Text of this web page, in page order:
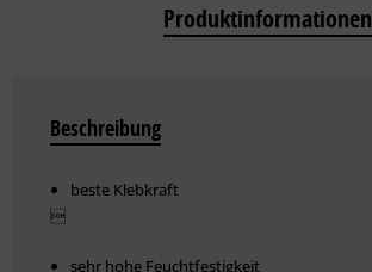
Produktinformationen
Beschreibung
beste Klebkraft

sehr hohe Feuchtfestigkeit